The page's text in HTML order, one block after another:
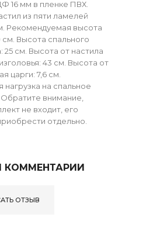
16 мм в пленке ПВХ.
из пяти ламелей
Рекомендуемая высота
см. Высота спального
25 см. Высота от настила
43 см. Высота от
царги: 7,6 см.
нагрузка на спальное
Обратите внимание,
не входит, его
отдельно.
КОММЕНТАРИИ
ОТЗЫВ